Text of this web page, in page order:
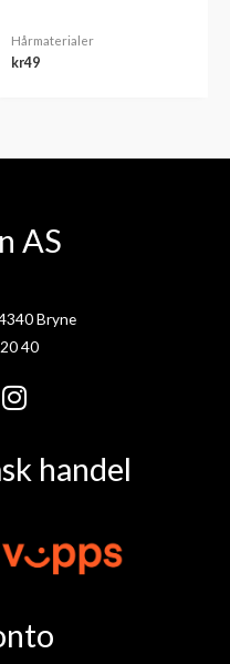
Hårmaterialer
kr49
AS
Bryne
40
I
s
g
m
handel